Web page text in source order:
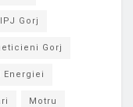
IPJ Gorj
Gorj
Energiei
Motru